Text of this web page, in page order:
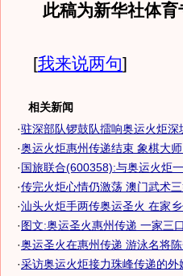
此稿为新华社体育
[我来说两句]
相关新闻
·驻深部队锣鼓队擂响奥运火炬深
·奥运火炬惠州传递结束 象棋大师
·国旅联合(600358):与奥运火炬
·传完火炬心情仍激荡 澳门武术
·汕头火炬手两传奥运圣火 在家
·图文:奥运圣火惠州传递 一家三
·奥运圣火在惠州传递 游泳名将陈
·采访奥运火炬接力珠峰传递的外